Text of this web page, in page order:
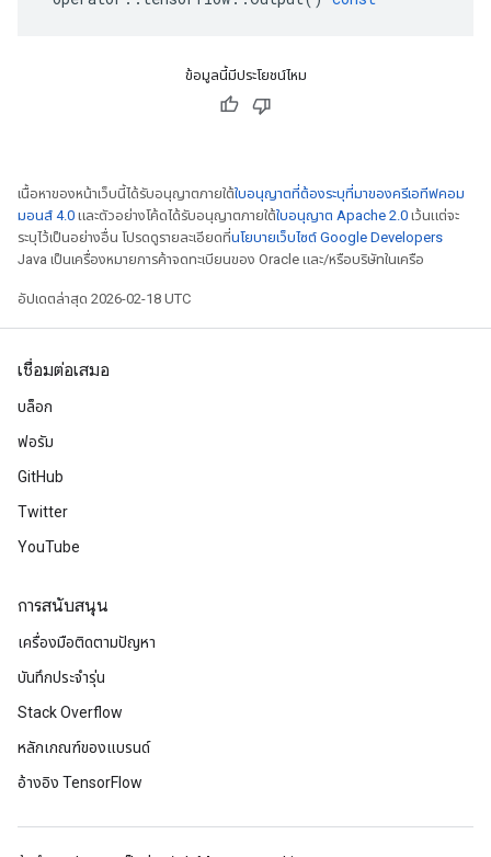
ข้อมูลนี้มีประโยชน์ไหม
เนื้อหาของหน้าเว็บนี้ได้รับอนุญาตภายใต้ใบอนุญาตที่ต้องระบุที่มาของครีเอทีฟคอม
มอนส์ 4.0 และตัวอย่างโค้ดได้รับอนุญาตภายใต้ใบอนุญาต Apache 2.0 เว้นแต่จะ
ระบุไว้เป็นอย่างอื่น โปรดดูรายละเอียดที่นโยบายเว็บไซต์ Google Developers
Java เป็นเครื่องหมายการค้าจดทะเบียนของ Oracle และ/หรือบริษัทในเครือ
อัปเดตล่าสุด 2026-02-18 UTC
เชื่อมต่อเสมอ
บล็อก
ฟอรัม
GitHub
Twitter
YouTube
การสนับสนุน
เครื่องมือติดตามปัญหา
บันทึกประจำรุ่น
Stack Overflow
หลักเกณฑ์ของแบรนด์
อ้างอิง TensorFlow